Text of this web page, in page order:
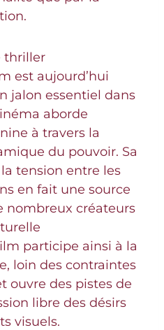
thriller
est aujourd’hui
jalon essentiel dans
aborde
à travers la
du pouvoir. Sa
tension entre les
en fait une source
nombreux créateurs
participe ainsi à la
loin des contraintes
ouvre des pistes de
libre des désirs
visuels.